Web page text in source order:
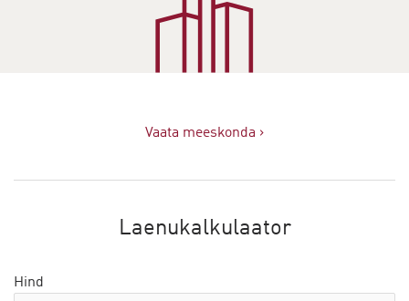
Vaata meeskonda ›
Laenukalkulaator
Hind